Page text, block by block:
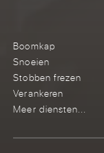
Boomkap
Snoeien
Stobben frezen
Verankeren
Meer diensten...